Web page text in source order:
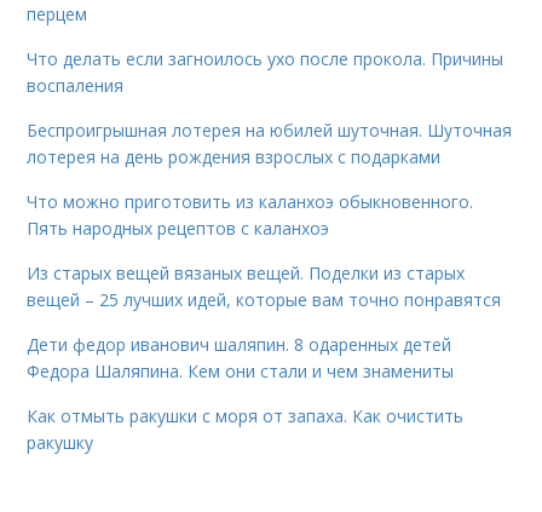
перцем
Что делать если загноилось ухо после прокола. Причины
воспаления
Беспроигрышная лотерея на юбилей шуточная. Шуточная
лотерея на день рождения взрослых с подарками
Что можно приготовить из каланхоэ обыкновенного.
Пять народных рецептов с каланхоэ
Из старых вещей вязаных вещей. Поделки из старых
вещей – 25 лучших идей, которые вам точно понравятся
Дети федор иванович шаляпин. 8 одаренных детей
Федора Шаляпина. Кем они стали и чем знамениты
Как отмыть ракушки с моря от запаха. Как очистить
ракушку